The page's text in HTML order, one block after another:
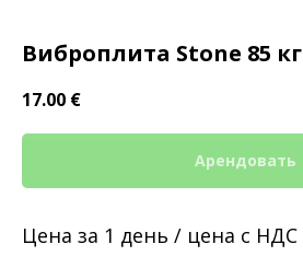
Виброплита Stone 85 кг
17.00 €
Арендовать
Цена за 1 день / цена с НДС